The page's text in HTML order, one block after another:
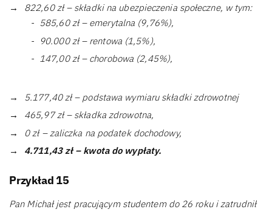
822,60 zł – składki na ubezpieczenia społeczne, w tym:
585,60 zł – emerytalna (9,76%),
90.000 zł – rentowa (1,5%),
147,00 zł – chorobowa (2,45%),
5.177,40 zł – podstawa wymiaru składki zdrowotnej
465,97 zł – składka zdrowotna,
0 zł – zaliczka na podatek dochodowy,
4.711,43 zł – kwota do wypłaty.
Przykład 15
Pan Michał jest pracującym studentem do 26 roku i zatrudnił